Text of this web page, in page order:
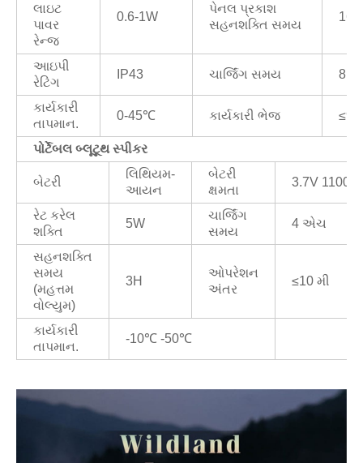
લાઇટ
પાવર
રેન્જ
0.6-1W
પેનલ પ્રકાશ
સહનશક્તિ સમય
16/
આઇપી
રેટિંગ
IP43 ચાર્જિંગ સમય 8H
કાર્યકારી
તાપમાન.
0-45℃ કાર્યકારી ભેજ
પોર્ટેબલ બ્લૂટૂથ સ્પીકર
બેટરી
લિથિયમ-
આયન
બેટરી
ક્ષમતા
3.7V
રેટ કરેલ
શક્તિ
5W
ચાર્જિંગ
સમય
4 એચ
સહનશક્તિ
સમય
(મહત્તમ
વોલ્યુમ)
3H
ઓપરેશન
અંતર
≤10 મી
કાર્યકારી
તાપમાન.
-10℃ -50℃